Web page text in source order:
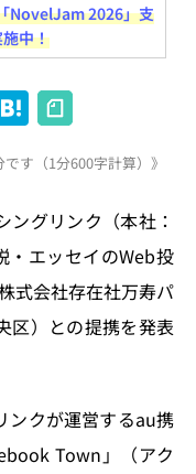
NovelJam 2026」支
中！
H
at
e
n
a
す（1分600字計算）》
ングリンク（本社：
・エッセイのWeb投
式会社存在社万寿パ
区）との提携を発表
ンクが運営するau携
Town」（アク